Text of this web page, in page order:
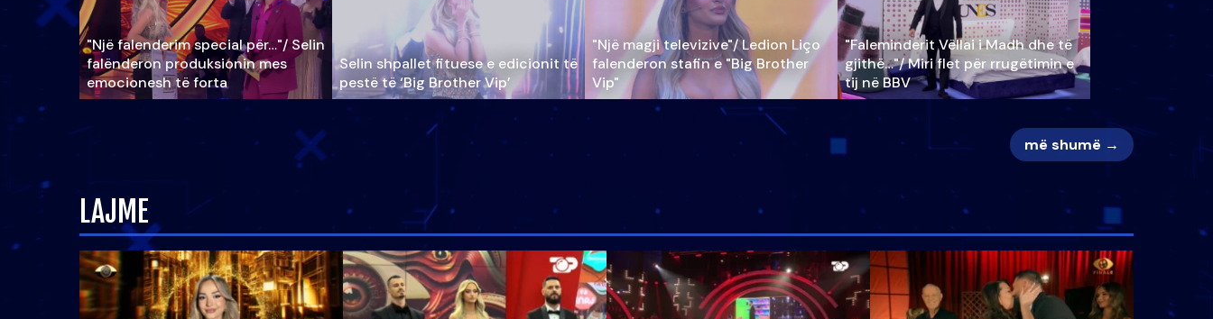
"Një falenderim special për…"/ Selin
falënderon produksionin mes
emocionesh të forta
Selin shpallet fituese e edicionit të
pestë të ‘Big Brother Vip’
"Një magji televizive"/ Ledion Liço
falenderon stafin e "Big Brother
Vip"
"Faleminderit Vëllai i Madh dhe të
gjithë…"/ Miri flet për rrugëtimin e
tij në BBV
më shumë →
LAJME